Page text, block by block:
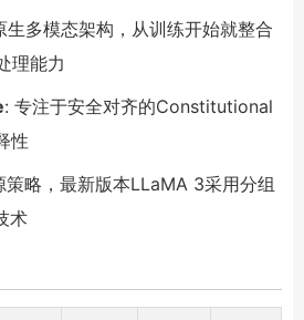
生多模态架构，从训练开始就整合
理能力
: 专注于安全对齐的Constitutional
性
策略，最新版本LLaMA 3采用分组
术